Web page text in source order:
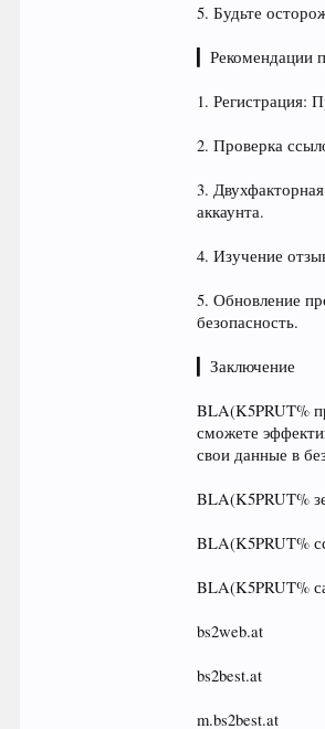
5. Будьте
1. Регистрация:
2. Проверка
3.
аккаунта.
4. Изучение
5. Обновление
безопасность.
▎Заключение
BLA(K5PRUT%
сможете
свои данные в
BLA(K5PRUT%
BLA(K5PRUT%
BLA(K5PRUT%
bs2web.at
bs2best.at
m.bs2best.at